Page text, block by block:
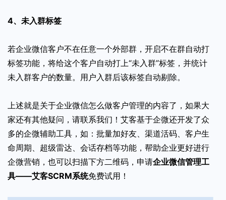
4、未入群标签
若企业微信客户不在任意一个外部群，开启不在群自动打
标签功能，将给这个客户自动打上“未入群”标签，并统计
未入群客户的数量。用户入群后该标签自动剔除。
上述就是关于企业微信怎么做客户管理的内容了，如果大
家还有其他疑问，请联系我们！艾客基于企微还开发了众
多的企微辅助工具，如：批量加好友、渠道活码、客户生
命周期、超级雷达、会话存档等功能，帮助企业更好进行
企微营销，也可以扫描下方二维码，申请企业微信管理工
具——艾客SCRM系统免费试用！